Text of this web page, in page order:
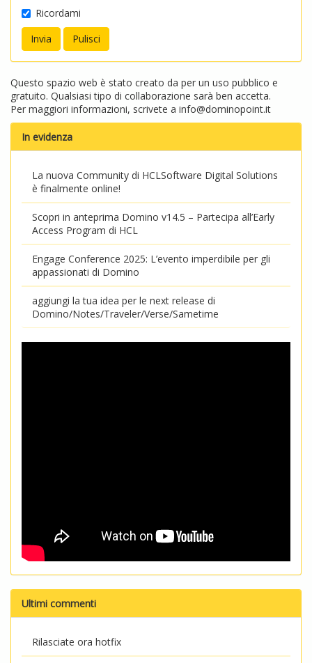
Ricordami
Questo spazio web è stato creato da per un uso pubblico e
gratuito. Qualsiasi tipo di collaborazione sarà ben accetta.
Per maggiori informazioni, scrivete a info@dominopoint.it
In evidenza
La nuova Community di HCLSoftware Digital Solutions
è finalmente online!
Scopri in anteprima Domino v14.5 – Partecipa all’Early
Access Program di HCL
Engage Conference 2025: L’evento imperdibile per gli
appassionati di Domino
aggiungi la tua idea per le next release di
Domino/Notes/Traveler/Verse/Sametime
Ultimi commenti
Rilasciate ora hotfix